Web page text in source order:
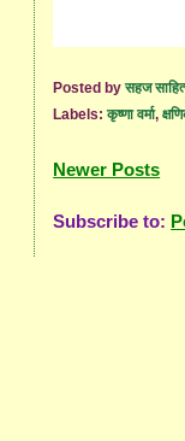
Posted byसहज
Labels:कृष्णा वर्मा,
Newer Posts
Subscribe to: